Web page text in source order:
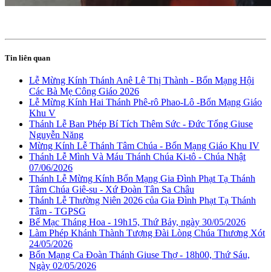
Tin liên quan
Lễ Mừng Kính Thánh Anê Lê Thị Thành - Bổn Mạng Hội
Các Bà Mẹ Công Giáo 2026
Lễ Mừng Kính Hai Thánh Phê-rô Phao-Lô -Bổn Mạng Giáo
Khu V
Thánh Lễ Ban Phép Bí Tích Thêm Sức - Đức Tổng Giuse
Nguyễn Năng
Mừng Kính Lễ Thánh Tâm Chúa - Bổn Mạng Giáo Khu IV
Thánh Lễ Mình Và Máu Thánh Chúa Ki-tô - Chúa Nhật
07/06/2026
Thánh Lễ Mừng Kính Bổn Mạng Gia Đình Phạt Tạ Thánh
Tâm Chúa Giê-su - Xứ Đoàn Tân Sa Châu
Thánh Lễ Thường Niên 2026 của Gia Đình Phạt Tạ Thánh
Tâm - TGPSG
Bế Mạc Tháng Hoa - 19h15, Thứ Bảy, ngày 30/05/2026
Làm Phép Khánh Thành Tượng Đài Lòng Chúa Thương Xót
24/05/2026
Bổn Mạng Ca Đoàn Thánh Giuse Thợ - 18h00, Thứ Sáu,
Ngày 02/05/2026